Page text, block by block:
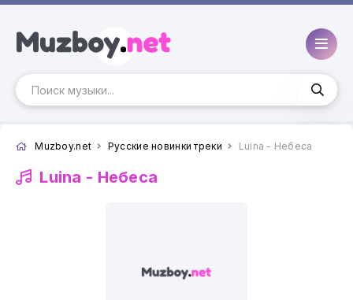
Muzboy.net Русские новинки треки Luina - Небеса
Luina - Небеса